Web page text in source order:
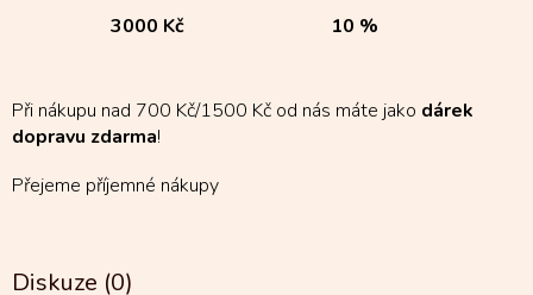
3000 Kč
10 %
Při nákupu nad 700 Kč/1500 Kč od nás máte jako dárek
dopravu zdarma!
Přejeme příjemné nákupy
Diskuze (0)